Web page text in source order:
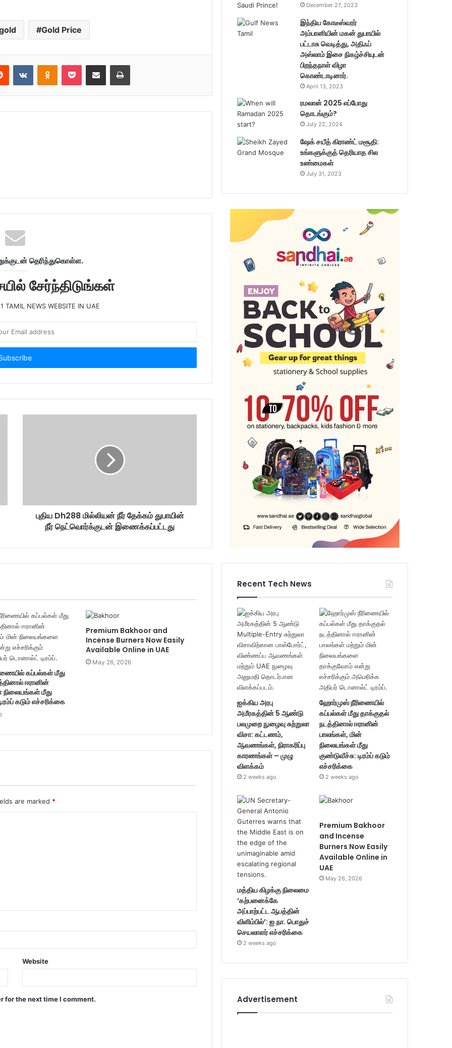
Gold Price
தெரிந்துகொள்ள.
சேர்ந்திடுங்கள்
TAMIL NEWS WEBSITE IN UAE
புதிய Dh288 மில்லியன் நீர் தேக்கம் துபாயின்
நீர் நெட்வொர்க்குடன் இணைக்கப்பட்டது
கப்பல்கள் மீது
ஈரானின்
நிலையங்கள் மீது
கடும் எச்சரிக்கை
Premium Bakhoor and
Incense Burners Now Easily
Available Online in UAE
May 26, 2026
are marked *
Website
for the next time I comment.
December 27, 2023
இந்திய கோடீஸ்வரர்
அம்பானியின் மகன் துபாயில்
பட்டாசு வெடித்து, அதிஃப்
அஸ்லாம் இசை நிகழ்ச்சியுடன்
பிறந்தநாள் விழா
கொண்டாடினார்.
April 13, 2023
ரமலான் 2025 எப்போது
தொடங்கும்?
July 22, 2024
ஷேக் சயீத் கிராண்ட் மசூதி:
உங்களுக்குத் தெரியாத சில
உண்மைகள்
July 31, 2023
Recent Tech News
ஐக்கிய அரபு
அமீரகத்தின் 5 ஆண்டு
பலமுறை நுழைவு சுற்றுலா
விசா: கட்டணம்,
ஆவணங்கள், நிராகரிப்பு
காரணங்கள் – முழு
விளக்கம்
2 weeks ago
ஹோர்முஸ் நீரிணையில்
கப்பல்கள் மீது தாக்குதல்
நடத்தினால் ஈரானின்
பாலங்கள், மின்
நிலையங்கள் மீது
குண்டுவீச்சு: டிரம்ப் கடும்
எச்சரிக்கை
2 weeks ago
மத்திய கிழக்கு நிலைமை
‘கற்பனைக்கே
அப்பாற்பட்ட ஆபத்தின்
விளிம்பில்’: ஐ.நா. பொதுச்
செயலாளர் எச்சரிக்கை
2 weeks ago
Premium Bakhoor
and Incense
Burners Now Easily
Available Online in
UAE
May 26, 2026
Advertisement